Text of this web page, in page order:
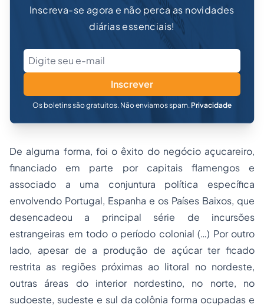
Inscreva-se agora e não perca as novidades
diárias essenciais!
Inscrever
Os boletins são gratuitos. Não enviamos spam. Privacidade
De alguma forma, foi o êxito do negócio açucareiro,
financiado em parte por capitais flamengos e
associado a uma conjuntura política específica
envolvendo Portugal, Espanha e os Países Baixos, que
desencadeou a principal série de incursões
estrangeiras em todo o período colonial (…) Por outro
lado, apesar de a produção de açúcar ter ficado
restrita as regiões próximas ao litoral no nordeste,
outras áreas do interior nordestino, no norte, no
sudoeste, sudeste e sul da colônia forma ocupadas e